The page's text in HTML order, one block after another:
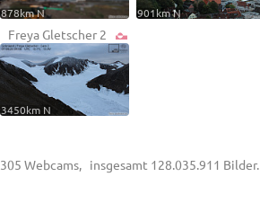
878km N 901km N
Freya Gletscher 2
3450km N
305 Webcams, insgesamt 128.035.911 Bilder.